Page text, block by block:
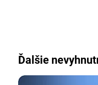
Ďalšie